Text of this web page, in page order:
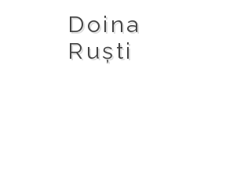
Doina
Ruști